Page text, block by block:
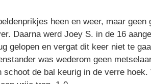
heen en weer, maar
Daarna werd Joey S. in de 16
gelopen en vergat dit keer niet te
was wederom geen
de bal keurig in de verre